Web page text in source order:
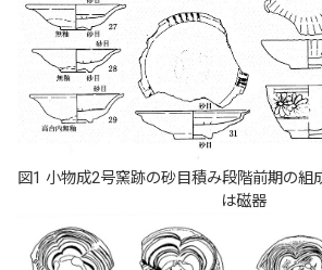
図1 小物成2号窯跡の砂目積み段階前期の組
は磁器